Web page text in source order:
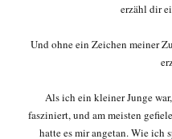
erzähl dir
Und ohne ein Zeichen meiner
Als ich ein kleiner Junge
fasziniert, und am meisten
hatte es mir angetan. Wie ich